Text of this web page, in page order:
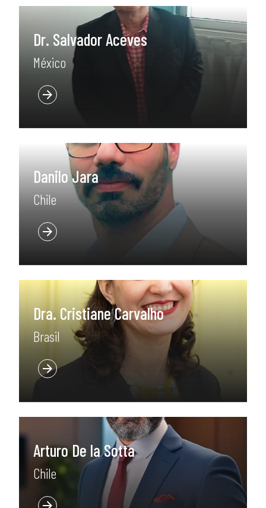
Dr. Salvador Aceves
México
Danilo Jara
Chile
Dra. Cristiane Carvalho
Brasil
Arturo De la Sotta
Chile